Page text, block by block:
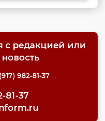
с редакцией или
982-81-37
81-37